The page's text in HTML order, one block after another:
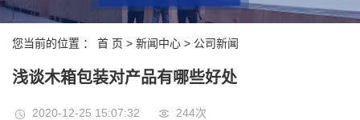
您当前的位置 ： 首 页 > 新闻中心 > 公司新闻
浅谈木箱包装对产品有哪些好处
2020-12-25 15:07:32 244次